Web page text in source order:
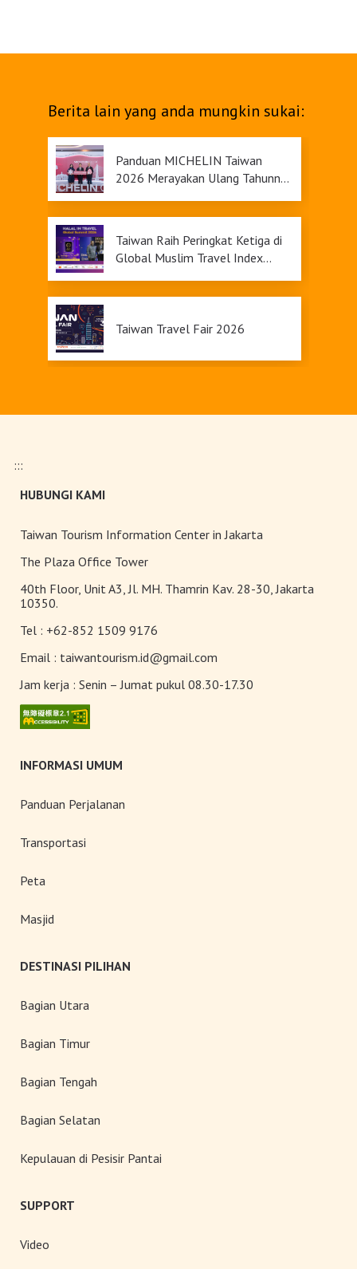
Berita lain yang anda mungkin sukai:
Panduan MICHELIN Taiwan
2026 Merayakan Ulang Tahunnya
Taiwan Raih Peringkat Ketiga di
Global Muslim Travel Index
Pariwisata yang Inklusif
Taiwan Travel Fair 2026
Tersedia
dengan Keindahan yang Mekar
Terangi Musim Semi Anda:
Tampil Memukau di Chiayi
Toserba Wisatawan” kini hadir di
7.200 kios ibon 7-ELEVEN di
:::
HUBUNGI KAMI
Taiwan Tourism Information Center in Jakarta
The Plaza Office Tower
40th Floor, Unit A3, Jl. MH. Thamrin Kav. 28-30, Jakarta
10350.
Tel : +62-852 1509 9176
Email : taiwantourism.id@gmail.com
Jam kerja : Senin – Jumat pukul 08.30-17.30
INFORMASI UMUM
Panduan Perjalanan
Transportasi
Peta
Masjid
DESTINASI PILIHAN
Bagian Utara
Bagian Timur
Bagian Tengah
Bagian Selatan
Kepulauan di Pesisir Pantai
SUPPORT
Video